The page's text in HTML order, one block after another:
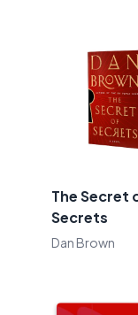
The Secret
Secrets
Dan Brown